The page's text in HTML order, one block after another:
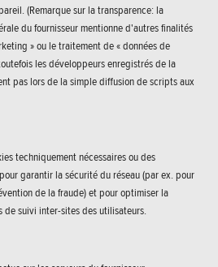
(Remarque sur la transparence: la
du fournisseur mentionne d'autres finalités
» ou le traitement de « données de
les développeurs enregistrés de la
pas lors de la simple diffusion de scripts aux
techniquement nécessaires ou des
garantir la sécurité du réseau (par ex. pour
de la fraude) et pour optimiser la
de suivi inter-sites des utilisateurs.